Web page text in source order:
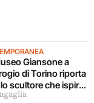
Giansone a
di Torino riporta
scultore che ispirò
della domenica